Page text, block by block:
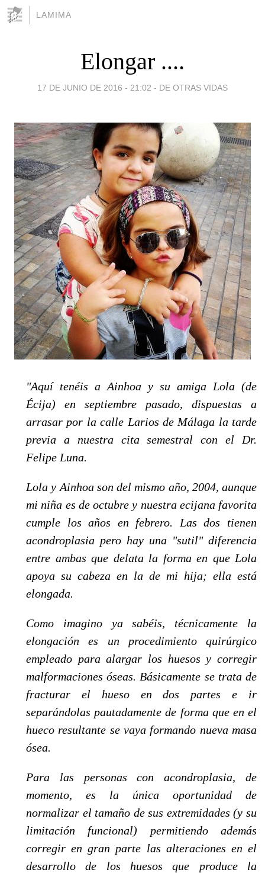
LAMIMA
Elongar ....
17 DE JUNIO DE 2016 - 21:02 - DE OTRAS VIDAS
"Aquí tenéis a Ainhoa y su amiga Lola (de
Écija) en septiembre pasado, dispuestas a
arrasar por la calle Larios de Málaga la tarde
previa a nuestra cita semestral con el Dr.
Felipe Luna.
Lola y Ainhoa son del mismo año, 2004, aunque
mi niña es de octubre y nuestra ecijana favorita
cumple los años en febrero. Las dos tienen
acondroplasia pero hay una "sutil" diferencia
entre ambas que delata la forma en que Lola
apoya su cabeza en la de mi hija; ella está
elongada.
Como imagino ya sabéis, técnicamente la
elongación es un procedimiento quirúrgico
empleado para alargar los huesos y corregir
malformaciones óseas. Básicamente se trata de
fracturar el hueso en dos partes e ir
separándolas pautadamente de forma que en el
hueco resultante se vaya formando nueva masa
ósea.
Para las personas con acondroplasia, de
momento, es la única oportunidad de
normalizar el tamaño de sus extremidades (y su
limitación funcional) permitiendo además
corregir en gran parte las alteraciones en el
desarrollo de los huesos que produce la